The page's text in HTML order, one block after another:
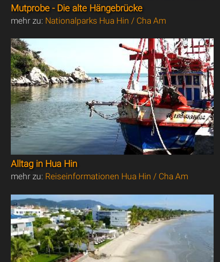
Mutprobe - Die alte Hängebrücke
mehr zu: Nationalparks Hua Hin / Cha Am
Alltag in Hua Hin
mehr zu: Reiseinformationen Hua Hin / Cha Am